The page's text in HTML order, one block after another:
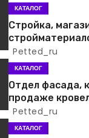
КАТАЛОГ
Стройка,
Petted_ru
КАТАЛОГ
Отдел фасада,
продаже
фасадных
Petted_ru
КАТАЛОГ